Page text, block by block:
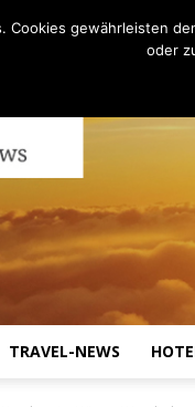
TRAVEL-NEWS
Cookies gewährleisten
oder